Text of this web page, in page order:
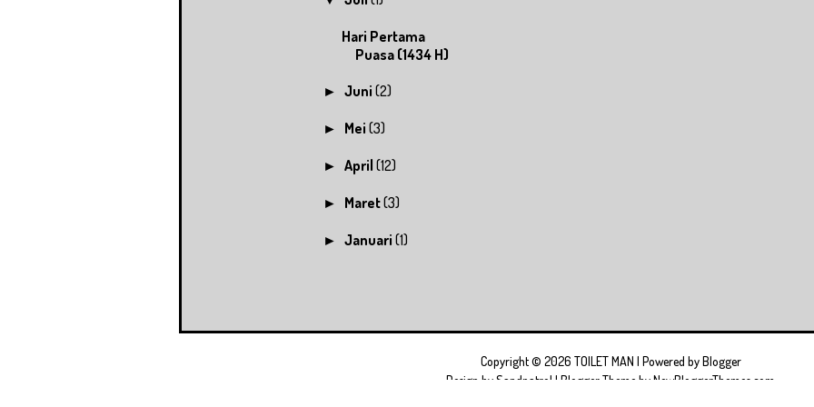
Hari Pertama
Puasa (1434 H)
►Juni(2)
► Mei(3)
►April(12)
► Maret(3)
►Januari(1)
Copyright © 2026 TOILET MAN | Powered byBlogger
Design bySandpatrol | Blogger Theme byNewBloggerThemes.com